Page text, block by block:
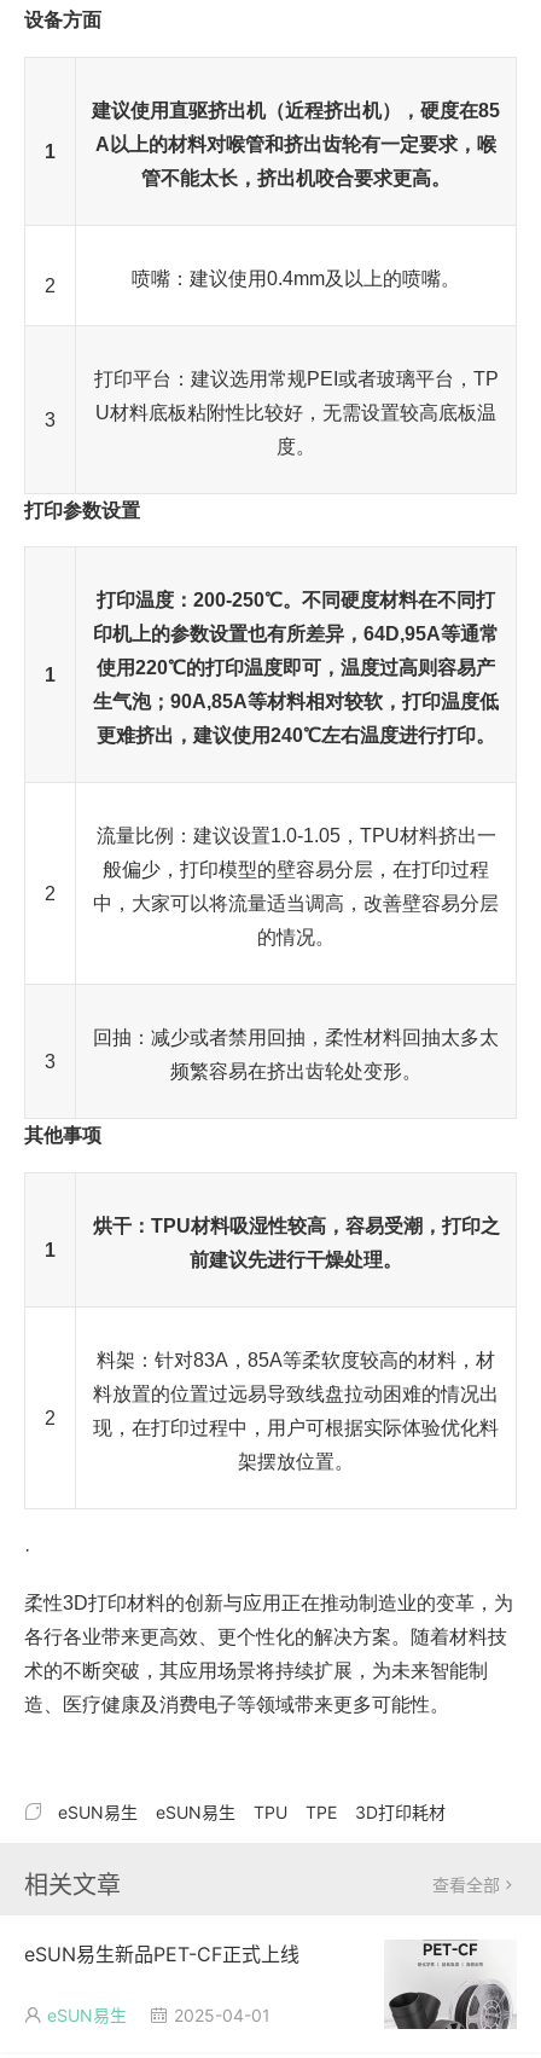
设备方面
1
建议使用直驱挤出机（近程挤出机），硬度在85
A以上的材料对喉管和挤出齿轮有一定要求，喉
管不能太长，挤出机咬合要求更高。
2 喷嘴：建议使用0.4mm及以上的喷嘴。
3
打印平台：建议选用常规PEI或者玻璃平台，TP
U材料底板粘附性比较好，无需设置较高底板温
度。
打印参数设置
1
打印温度：200-250℃。不同硬度材料在不同打
印机上的参数设置也有所差异，64D,95A等通常
使用220℃的打印温度即可，温度过高则容易产
生气泡；90A,85A等材料相对较软，打印温度低
更难挤出，建议使用240℃左右温度进行打印。
2
流量比例：建议设置1.0-1.05，TPU材料挤出一
般偏少，打印模型的壁容易分层，在打印过程
中，大家可以将流量适当调高，改善壁容易分层
的情况。
3
回抽：减少或者禁用回抽，柔性材料回抽太多太
频繁容易在挤出齿轮处变形。
其他事项
1
烘干：TPU材料吸湿性较高，容易受潮，打印之
前建议先进行干燥处理。
2
料架：针对83A，85A等柔软度较高的材料，材
料放置的位置过远易导致线盘拉动困难的情况出
现，在打印过程中，用户可根据实际体验优化料
架摆放位置。
·
柔性3D打印材料的创新与应用正在推动制造业的变革，为
各行各业带来更高效、更个性化的解决方案。随着材料技
术的不断突破，其应用场景将持续扩展，为未来智能制
造、医疗健康及消费电子等领域带来更多可能性。
 eSUN易生 eSUN易生 TPU TPE 3D打印耗材
相关文章 查看全部 
eSUN易生新品PET-CF正式上线
 eSUN易生  2025-04-01